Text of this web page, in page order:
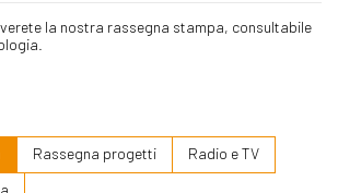
la nostra rassegna stampa, consultabile
Rassegna progetti
Radio e TV